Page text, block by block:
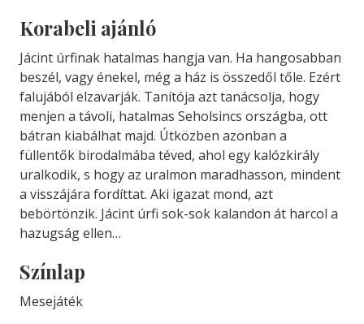
Korabeli ajánló
Jácint úrfinak hatalmas hangja van. Ha hangosabban
beszél, vagy énekel, még a ház is összedől tőle. Ezért
falujából elzavarják. Tanítója azt tanácsolja, hogy
menjen a távoli, hatalmas Seholsincs országba, ott
bátran kiabálhat majd. Útközben azonban a
füllentők birodalmába téved, ahol egy kalózkirály
uralkodik, s hogy az uralmon maradhasson, mindent
a visszájára fordíttat. Aki igazat mond, azt
bebörtönzik. Jácint úrfi sok-sok kalandon át harcol a
hazugság ellen…
Színlap
Mesejáték